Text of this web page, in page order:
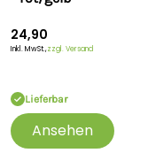
24,90
Inkl. MwSt.,zzgl. Versand
Lieferbar
Ansehen